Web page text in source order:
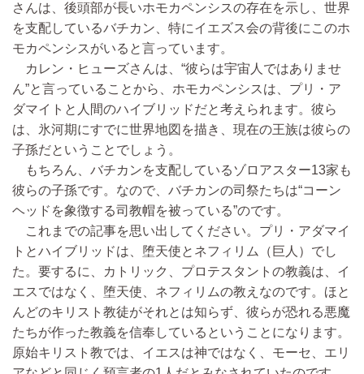
さんは、後頭部が長いホモカペンシスの存在を示し、世界
を支配しているバチカン、特にイエズス会の背後にこのホ
モカペンシスがいると言っています。
カレン・ヒューズさんは、“彼らは宇宙人ではありませ
ん”と言っていることから、ホモカペンシスは、プリ・ア
ダマイトと人間のハイブリッドだと考えられます。彼ら
は、氷河期にすでに世界地図を描き、現在の王族は彼らの
子孫だということでしょう。
もちろん、バチカンを支配しているゾロアスター13家も
彼らの子孫です。なので、バチカンの司祭たちは“コーン
ヘッドを象徴する司教帽を被っている”のです。
これまでの記事を思い出してください。プリ・アダマイ
トとハイブリッドは、堕天使とネフィリム（巨人）でし
た。要するに、カトリック、プロテスタントの教義は、イ
エスではなく、堕天使、ネフィリムの教えなのです。ほと
んどのキリスト教徒がそれとは知らず、彼らが恐れる悪魔
たちが作った教義を信奉しているということになります。
原始キリスト教では、イエスは神ではなく、モーセ、エリ